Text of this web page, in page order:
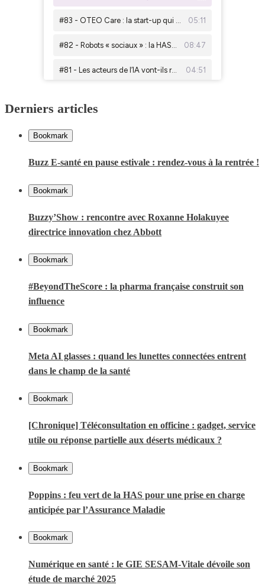
Derniers articles
Bookmark
Buzz E-santé en pause estivale : rendez-vous à la rentrée !
Bookmark
Buzzy’Show : rencontre avec Roxanne Holakuyee
directrice innovation chez Abbott
Bookmark
#BeyondTheScore : la pharma française construit son
influence
Bookmark
Meta AI glasses : quand les lunettes connectées entrent
dans le champ de la santé
Bookmark
[Chronique] Téléconsultation en officine : gadget, service
utile ou réponse partielle aux déserts médicaux ?
Bookmark
Poppins : feu vert de la HAS pour une prise en charge
anticipée par l’Assurance Maladie
Bookmark
Numérique en santé : le GIE SESAM-Vitale dévoile son
étude de marché 2025